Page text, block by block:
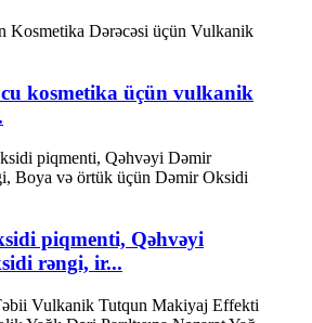
kosmetika üçün vulkanik
piqmenti, Qəhvəyi
rəngi, ir...